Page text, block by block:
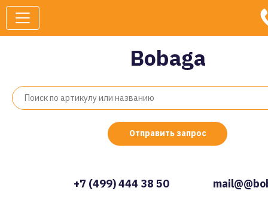
Bobaga
Отправить запрос
+7 (499) 444 38 50